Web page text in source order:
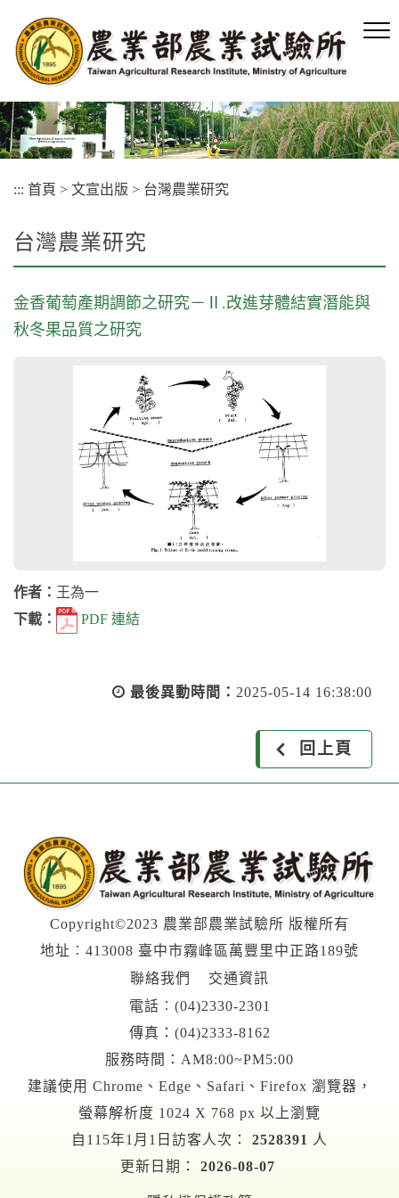
容
區
塊
::: 首頁 > 文宣出版 > 台灣農業研究
台灣農業研究
金香葡萄產期調節之研究－Ⅱ.改進芽體結實潛能與
秋冬果品質之研究
作者： 王為一
下載：
PDF 連結
最後異動時間： 2025-05-14 16:38:00
回上頁
Copyright©2023 農業部農業試驗所 版權所有
地址︰413008 臺中市霧峰區萬豐里中正路189號
聯絡我們
交通資訊
電話︰ (04)2330-2301
傳真：(04)2333-8162
服務時間：AM8:00~PM5:00
建議使用 Chrome、Edge、Safari、Firefox 瀏覽器，
螢幕解析度 1024 X 768 px 以上瀏覽
自115年1月1日訪客人次：
2528391 人
更新日期：
2026-08-07